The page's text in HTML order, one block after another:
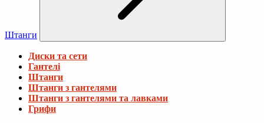
Штанги
Диски та сети
Гантелі
Штанги
Штанги з гантелями
Штанги з гантелями та лавками
Грифи